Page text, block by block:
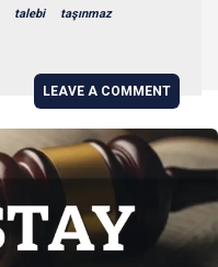
talebi taşınmaz
LEAVE A COMMENT